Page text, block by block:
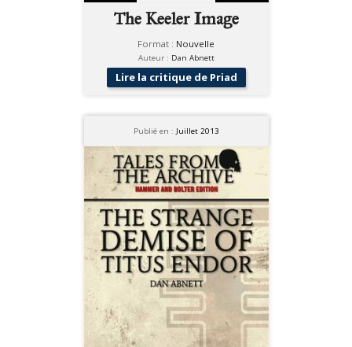
The Keeler Image
Format : Nouvelle
Auteur : Dan Abnett
Lire la critique de Priad
Publié en : Juillet 2013